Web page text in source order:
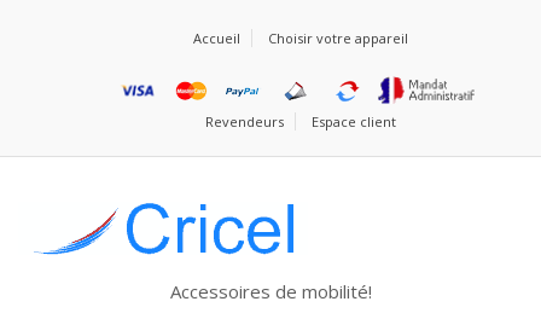
Accueil Choisir votre appareil
Revendeurs Espace client
Accessoires de mobilité!